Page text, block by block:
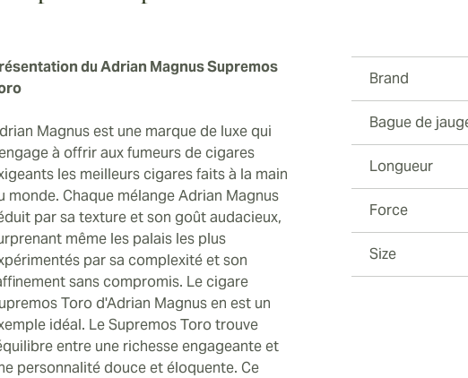
du Adrian Magnus Supremos
Magnus est une marque de luxe qui
à offrir aux fumeurs de cigares
les meilleurs cigares faits à la main
monde. Chaque mélange Adrian Magnus
par sa texture et son goût audacieux,
même les palais les plus
par sa complexité et son
sans compromis. Le cigare
Toro d'Adrian Magnus en est un
idéal. Le Supremos Toro trouve
entre une richesse engageante et
personnalité douce et éloquente. Ce
Brand
Bague de
Longueur
Force
Size